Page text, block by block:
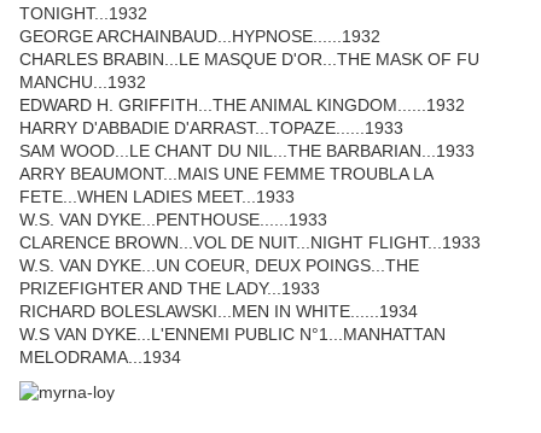
TONIGHT...1932
GEORGE ARCHAINBAUD...HYPNOSE......1932
CHARLES BRABIN...LE MASQUE D'OR...THE MASK OF FU
MANCHU...1932
EDWARD H. GRIFFITH...THE ANIMAL KINGDOM......1932
HARRY D'ABBADIE D'ARRAST...TOPAZE......1933
SAM WOOD...LE CHANT DU NIL...THE BARBARIAN...1933
ARRY BEAUMONT...MAIS UNE FEMME TROUBLA LA
FETE...WHEN LADIES MEET...1933
W.S. VAN DYKE...PENTHOUSE......1933
CLARENCE BROWN...VOL DE NUIT...NIGHT FLIGHT...1933
W.S. VAN DYKE...UN COEUR, DEUX POINGS...THE
PRIZEFIGHTER AND THE LADY...1933
RICHARD BOLESLAWSKI...MEN IN WHITE......1934
W.S VAN DYKE...L'ENNEMI PUBLIC N°1...MANHATTAN
MELODRAMA...1934